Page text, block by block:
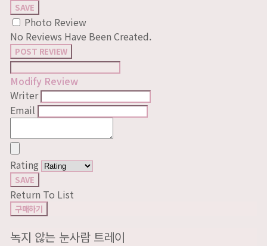
SAVE
Photo Review
No Reviews Have Been Created.
POST REVIEW
Modify Review
Writer
Email
Rating
SAVE
Return To List
구매하기
녹지 않는 눈사람 트레이